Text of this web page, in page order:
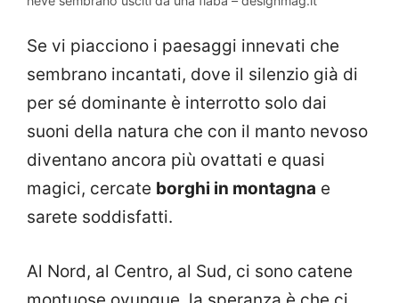
Se vi piacciono i paesaggi innevati che
sembrano incantati, dove il silenzio già di
per sé dominante è interrotto solo dai
suoni della natura che con il manto nevoso
diventano ancora più ovattati e quasi
magici, cercate borghi in montagna e
sarete soddisfatti.
Al Nord, al Centro, al Sud, ci sono catene